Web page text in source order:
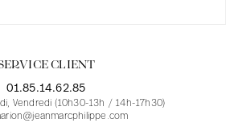
CLIENT
01.85.14.62.85
Vendredi (10h30-13h / 14h-17h30)